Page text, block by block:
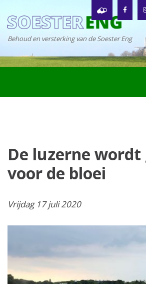
Behoud en versterking van de Soester Eng
De luzerne wordt
voor de bloei
Vrijdag 17 juli 2020